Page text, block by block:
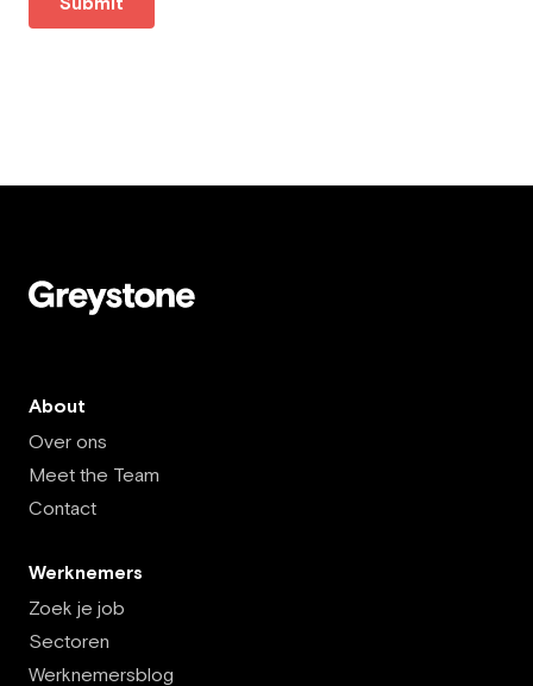
About
Over ons
Meet the Team
Contact
Werknemers
Zoek je job
Sectoren
Werknemersblog